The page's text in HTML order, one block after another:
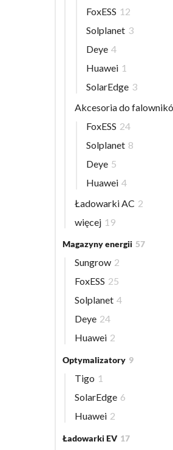
FoxESS 12
Solplanet 3
Deye 4
Huawei 1
SolarEdge 3
Akcesoria do
FoxESS 24
Solplanet 8
Deye 5
Huawei 4
Ładowarki AC 2
więcej 19
Magazyny energii 57
Sungrow 2
FoxESS 25
Solplanet 4
Deye 24
Huawei 2
Optymalizatory 9
Tigo 1
SolarEdge 6
Huawei 2
Ładowarki EV 17